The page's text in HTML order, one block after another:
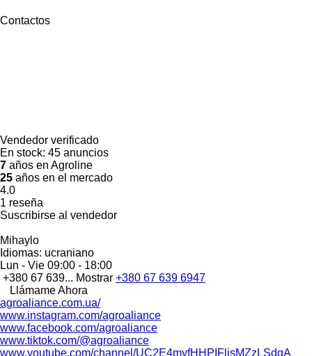
Contactos
Vendedor verificado
En stock: 45 anuncios
7 años en Agroline
25 años en el mercado
4.0
1 reseña
Suscribirse al vendedor
Mihaylo
Idiomas: ucraniano
Lun - Vie 09:00 - 18:00
+380 67 639... Mostrar +380 67 639 6947
Llámame Ahora
agroaliance.com.ua/
www.instagram.com/agroaliance
www.facebook.com/agroaliance
www.tiktok.com/@agroaliance
www.youtube.com/channel/UC2E4myfHHPIFlisMZzLSdqA